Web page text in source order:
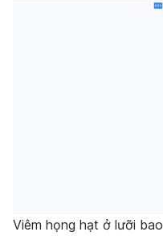
Viêm họng hạt ở lưỡi